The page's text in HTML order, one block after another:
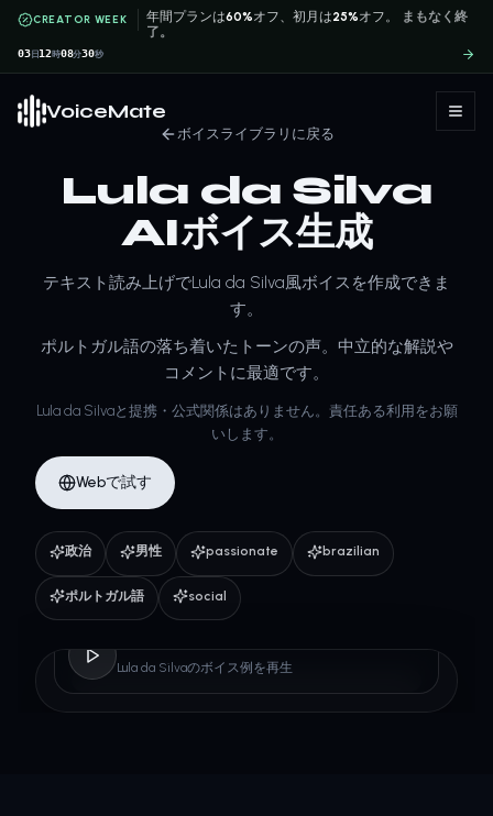
CREATOR WEEK 年間プランは60%オフ、初月は25%オフ。
まもなく終
了。
03日 12時08分30秒
VoiceMate
ボイスライブラリに戻る
Lula da Silva
AIボイス生成
テキスト読み上げでLula da Silva風ボイスを作成できま
す。
ポルトガル語の落ち着いたトーンの声。中立的な解説や
コメントに最適です。
Lula da Silvaと提携・公式関係はありません。責任ある利用をお願
いします。
Webで試す
政治 男性 passionate brazilian
ポルトガル語 social
Lula da Silvaのボイス例を再生